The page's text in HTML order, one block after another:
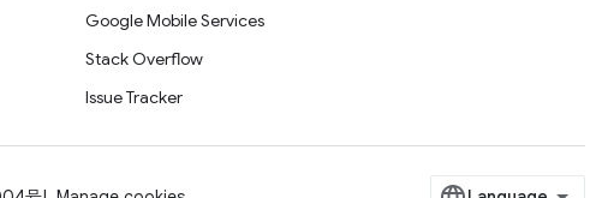
Google Mobile Services
Stack Overflow
Issue Tracker